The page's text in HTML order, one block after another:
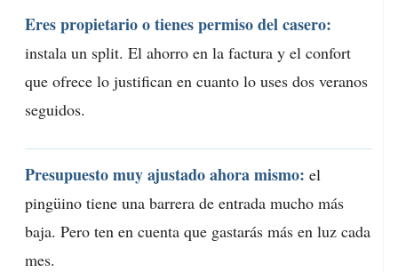
Eres propietario o tienes permiso del casero:
instala un split. El ahorro en la factura y el confort
que ofrece lo justifican en cuanto lo uses dos veranos
seguidos.
Presupuesto muy ajustado ahora mismo: el
pingüino tiene una barrera de entrada mucho más
baja. Pero ten en cuenta que gastarás más en luz cada
mes.